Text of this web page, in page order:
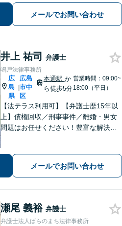
軽にご相談ください【WEB面談可】
【広島電鉄舟入町駅・土橋駅徒歩5分】
メールでお問い合わせ
井上 祐司 弁護士
鳴戸法律事務所
広
島
県
|
広島
市中
区
本通駅 か
ら徒歩5分
営業時間：09:00~
18:00（平日）
【法テラス利用可】【弁護士歴15年以
上】債権回収／刑事事件／離婚・男女
問題はお任せください！豊富な解決実
談】【完全個室相談】【休日・夜間対
応可】【本通駅5分】
メールでお問い合わせ
瀬尾 義裕 弁護士
弁護士法人ばらのまち法律事務所